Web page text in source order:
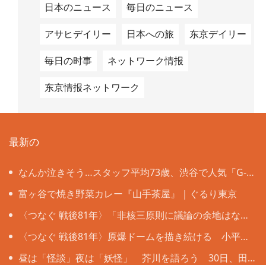
日本のニュース 毎日のニュース
アサヒデイリー 日本への旅 东京デイリー
毎日の时事 ネットワーク情报
东京情报ネットワーク
最新の
なんか泣きそう…スタッフ平均73歳、渋谷で人気「G-
CHA＆Ba-CHA」は年齢の壁も国境も超えて
富ヶ谷で焼き野菜カレー『山手茶屋』｜ぐるり東京
〈つなぐ 戦後81年〉「非核三原則に議論の余地はな
い」 被爆者ら目黒で「平和の石のつどい」
〈つなぐ 戦後81年〉原爆ドームを描き続ける 小平の
嵯峨谷梢さん（85） 4歳で見た惨状「ずっと忘れない」
昼は「怪談」夜は「妖怪」 芥川を語ろう 30日、田